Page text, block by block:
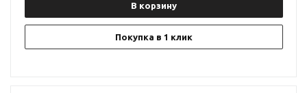
В корзину
Покупка в 1 клик